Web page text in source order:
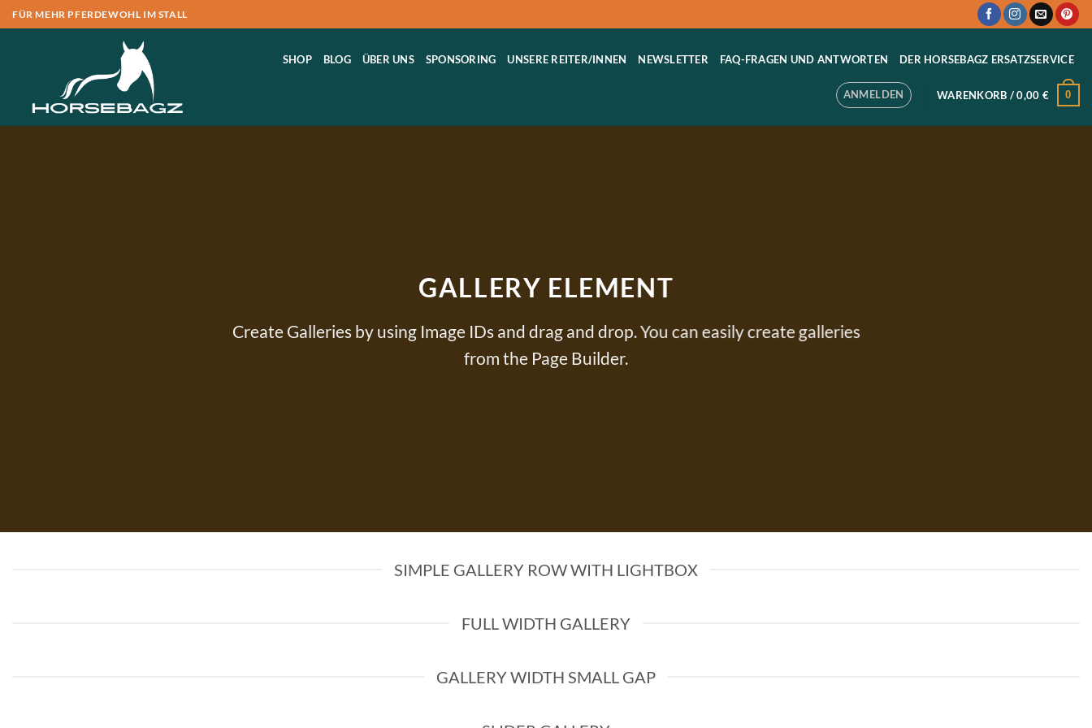
Zum
Inhalt
FÜR MEHR PFERDEWOHL IM STALL
SHOP BLOG ÜBER UNS SPONSORING UNSERE REITER/INNEN NEWSLETTER FAQ-FRAGEN UND ANTWORTEN DER HORSEBAGZ ERSATZSERVICE
ANMELDEN WARENKORB /0,00 € 0
GALLERY ELEMENT
Create Galleries by using Image IDs and drag and drop. You can easily create galleries
from the Page Builder.
SIMPLE GALLERY ROW WITH LIGHTBOX
FULL WIDTH GALLERY
GALLERY WIDTH SMALL GAP